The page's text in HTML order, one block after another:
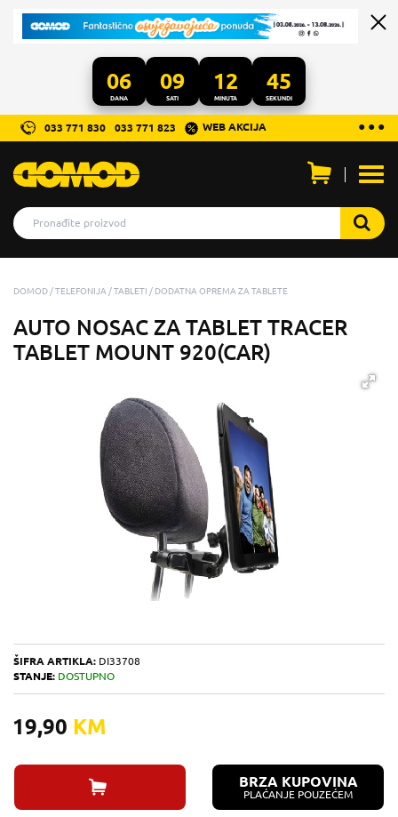
06
DANA
09
SATI
12
MINUTA
44
SEKUNDI
...
● ● ●
033 771 830 033 771 823 WEB AKCIJA
DOMOD TELEFONIJA TABLETI DODATNA OPREMA ZA TABLETE
AUTO NOSAC ZA TABLET TRACER
TABLET MOUNT 920(CAR)
ŠIFRA ARTIKLA: DI33708
STANJE: DOSTUPNO
19,90 KM
BRZA KUPOVINA
PLAĆANJE POUZEĆEM